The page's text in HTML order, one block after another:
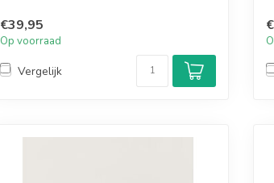
€39,95
Op voorraad
Vergelijk